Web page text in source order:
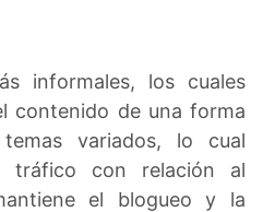
informales, los cuales
contenido de una forma
variados, lo cual
tráfico con relación al
el blogueo y la